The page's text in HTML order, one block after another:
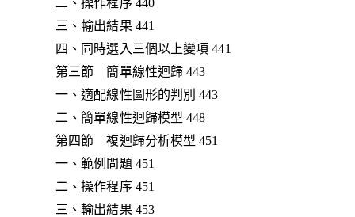
二、操作程序 440
三、輸出結果 441
四、同時選入三個以上變項 441
第三節 簡單線性迴歸 443
一、適配線性圖形的判別 443
二、簡單線性迴歸模型 448
第四節 複迴歸分析模型 451
一、範例問題 451
二、操作程序 451
三、輸出結果 453